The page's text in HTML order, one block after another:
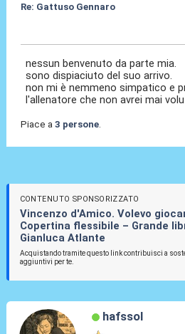
Re: Gattuso Gennaro
nessun benvenuto da parte mia.
sono dispiaciuto del suo arrivo.
non mi è nemmeno simpatico e
l'allenatore che non avrei mai
Piace a 3 persone.
CONTENUTO SPONSORIZZATO
Vincenzo d'Amico. Volevo
Copertina flessibile – Grande
Gianluca Atlante
Acquistando tramite questo link contribuisci a
aggiuntivi per te.
hafssol